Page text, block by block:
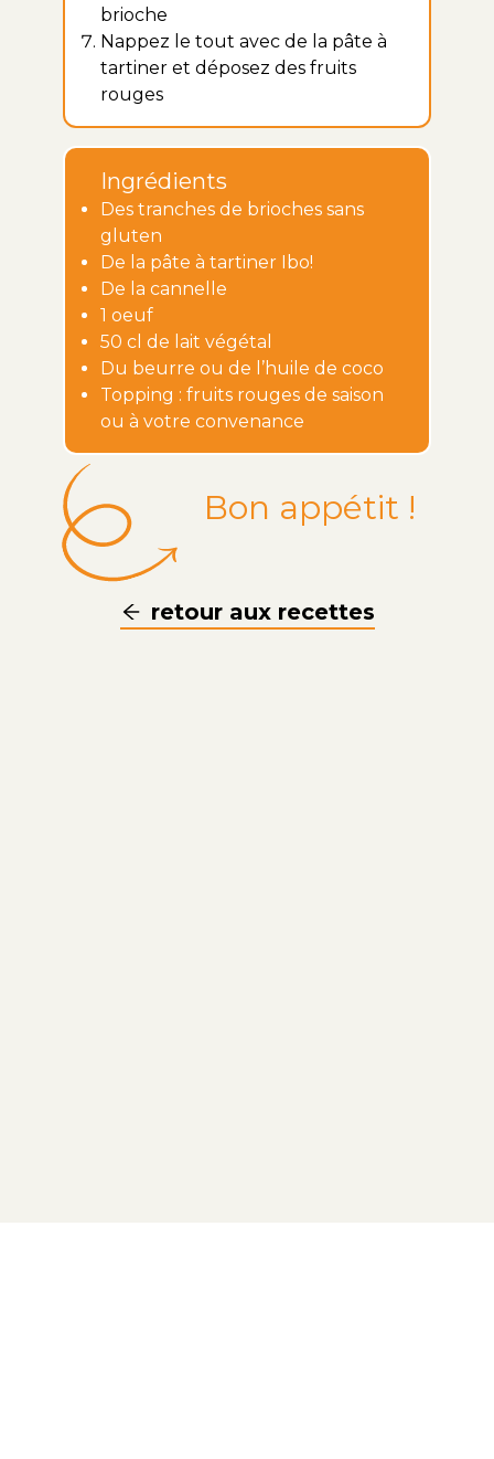
brioche
Nappez le tout avec de la pâte à
tartiner et déposez des fruits
rouges
Ingrédients
Des tranches de brioches sans
gluten
De la pâte à tartiner Ibo!
De la cannelle
1 oeuf
50 cl de lait végétal
Du beurre ou de l’huile de coco
Topping : fruits rouges de saison
ou à votre convenance
Bon appétit !
retour aux recettes